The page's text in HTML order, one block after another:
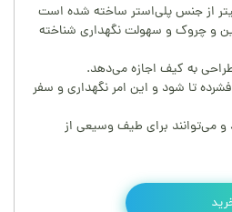
و چروک و سهولت نگهداری شناخته
به کیف اجازه می‌دهد.
تا شود و این امر نگهداری و سفر
می‌توانند برای طیف وسیعی از